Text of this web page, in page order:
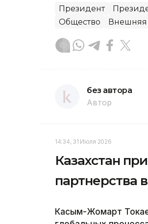
Президент
Общество
Внешняя
без автора
Автор
14:34, 31 Июля 2026
Казахстан
партнерства
Касым-Жомарт